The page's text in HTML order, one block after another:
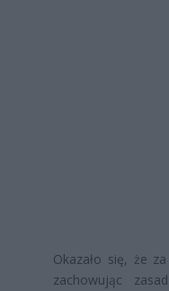
Okazało się, że
zachowując